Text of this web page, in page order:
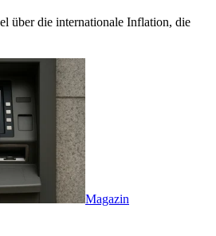
über die internationale Inflation, die
Magazin